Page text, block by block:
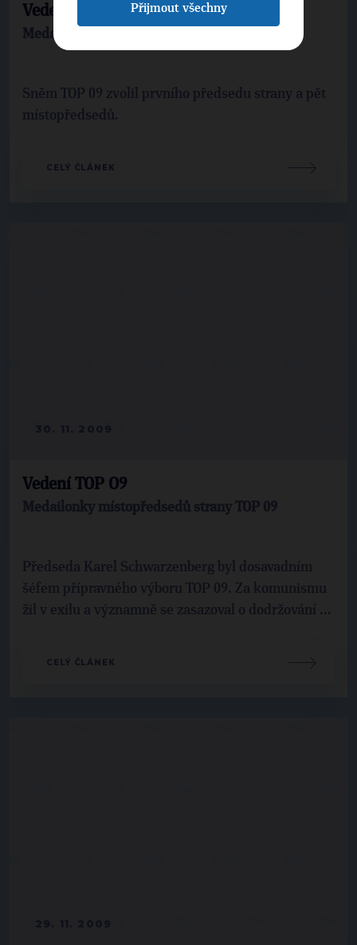
Vedení TOP 09
Medailonky místopředsedů strany TOP 09
Sněm TOP 09 zvolil prvního předsedu strany a pět
místopředsedů.
CELÝ ČLÁNEK
Vedení TOP O9
Medailonky místopředsedů strany TOP 09
Předseda Karel Schwarzenberg byl dosavadním
šéfem přípravného výboru TOP 09. Za komunismu
žil v exilu a významně se zasazoval o dodržování ...
CELÝ ČLÁNEK
Přijmout všechny